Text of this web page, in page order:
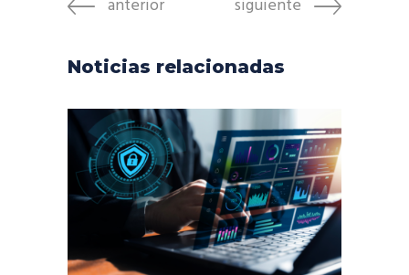
anterior siguiente
Noticias relacionadas